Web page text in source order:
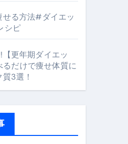
せる方法#ダイエッ
シピ
【更年期ダイエッ
るだけで痩せ体質に
3選！